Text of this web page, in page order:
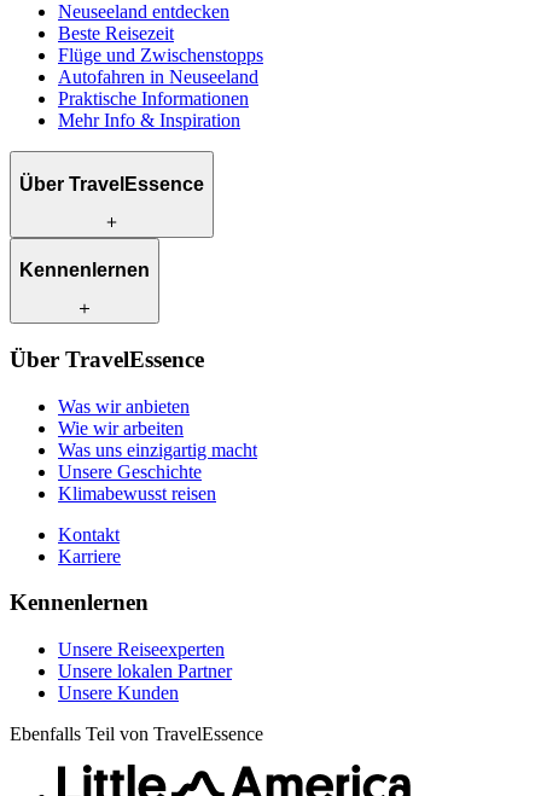
Neuseeland entdecken
Beste Reisezeit
Flüge und Zwischenstopps
Autofahren in Neuseeland
Praktische Informationen
Mehr Info & Inspiration
Über TravelEssence
Was wir anbieten
Was uns einzigartig macht
Klimabewusst reisen
Kontakt
Karriere
Kennenlernen
Unsere Reiseexperten
Unsere Kunden
Über TravelEssence
Was wir anbieten
Wie wir arbeiten
Was uns einzigartig macht
Unsere Geschichte
Klimabewusst reisen
Kontakt
Karriere
Kennenlernen
Unsere Reiseexperten
Unsere lokalen Partner
Unsere Kunden
Ebenfalls Teil von TravelEssence